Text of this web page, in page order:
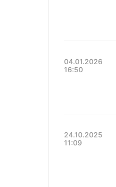
04.01.2026
16:50
24.10.2025
11:09